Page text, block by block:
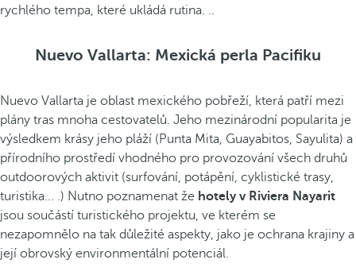
rychlého tempa, které ukládá rutina. ..
Nuevo Vallarta: Mexická perla Pacifiku
Nuevo Vallarta je oblast mexického pobřeží, která patří mezi
plány tras mnoha cestovatelů. Jeho mezinárodní popularita je
výsledkem krásy jeho pláží (Punta Mita, Guayabitos, Sayulita) a
přírodního prostředí vhodného pro provozování všech druhů
outdoorových aktivit (surfování, potápění, cyklistické trasy,
turistika... .) Nutno poznamenat že hotely v Riviera Nayarit
jsou součástí turistického projektu, ve kterém se
nezapomnělo na tak důležité aspekty, jako je ochrana krajiny a
její obrovský environmentální potenciál.